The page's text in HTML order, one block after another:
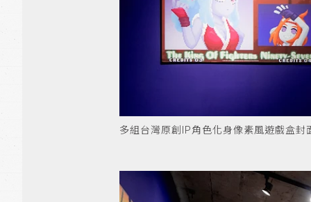
多組台灣原創IP角色化身像素風遊戲盒